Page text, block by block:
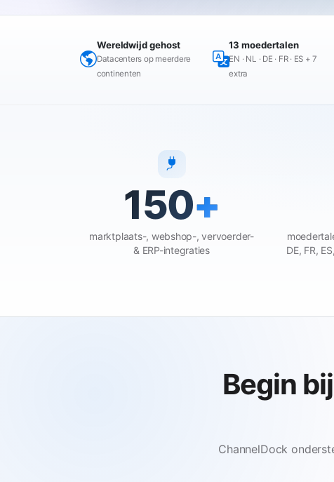
Wereldwijd gehost
Datacenters op meerdere
continenten
13 moedertalen
EN · NL · DE · FR · ES + 7
extra
150+
marktplaats-, webshop-, vervoerder-
& ERP-integraties
DE, FR,
Begin
ChannelDock